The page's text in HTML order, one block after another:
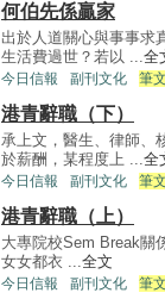
何伯先係贏家
出於人道關心與事事求
生活費過世？若以 ...全
今日信報 副刊文化 筆
港青辭職（下）
承上文，醫生、律師、
於薪酬，某程度上 ...全
今日信報 副刊文化 筆
港青辭職（上）
大專院校Sem Break關
女女都衣 ...全文
今日信報 副刊文化 筆